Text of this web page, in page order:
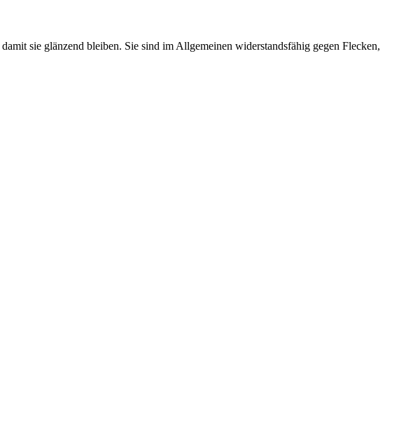
sie glänzend bleiben. Sie sind im Allgemeinen widerstandsfähig gegen Flecken,